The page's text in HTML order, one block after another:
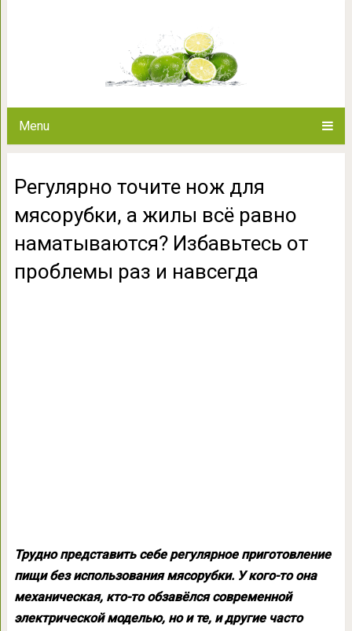
Menu
наматываются? Избавьтесь
Регулярно точите нож для
мясорубки, а жилы всё равно
наматываются? Избавьтесь от
проблемы раз и навсегда
Трудно представить себе регулярное приготовление
пищи без использования мясорубки. У кого-то она
механическая, кто-то обзавёлся современной
электрической моделью, но и те, и другие часто